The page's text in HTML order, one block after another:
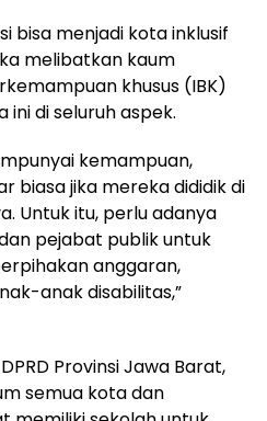
bisa menjadi kota inklusif
melibatkan kaum
khusus (IBK)
di seluruh aspek.
kemampuan,
biasa jika mereka dididik di
Untuk itu, perlu adanya
pejabat publik untuk
anggaran,
anak disabilitas,”
Provinsi Jawa Barat,
semua kota dan